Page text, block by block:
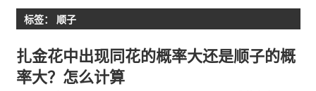
远
行，
总
记
不
标签： 顺子
扎金花中出现同花的概率大还是顺子的概
率大？怎么计算